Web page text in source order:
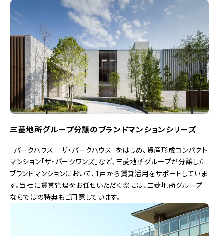
三菱地所グループ分譲のブランドマンションシリーズ
「パークハウス」「ザ・パークハウス」をはじめ、資産形成コンパクト
マンション「ザ・パークワンズ」など、三菱地所グループが分譲した
ブランドマンションにおいて、1戸から賃貸活用をサポートしていま
す。当社に賃貸管理をお任せいただく際には、三菱地所グループ
ならではの特典もご用意しています。